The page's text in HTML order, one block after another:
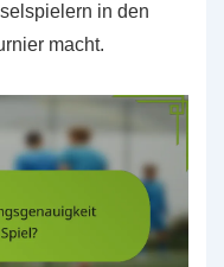
in den
macht.